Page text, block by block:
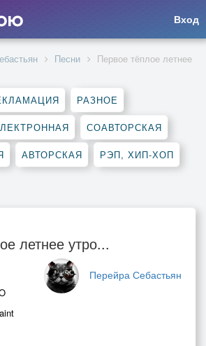
Вход
Песни
Первое тёплое летнее
РАЗНОЕ
СОАВТОРСКАЯ
АВТОРСКАЯ РЭП, ХИП-ХОП
летнее утро...
Перейра Себастьян